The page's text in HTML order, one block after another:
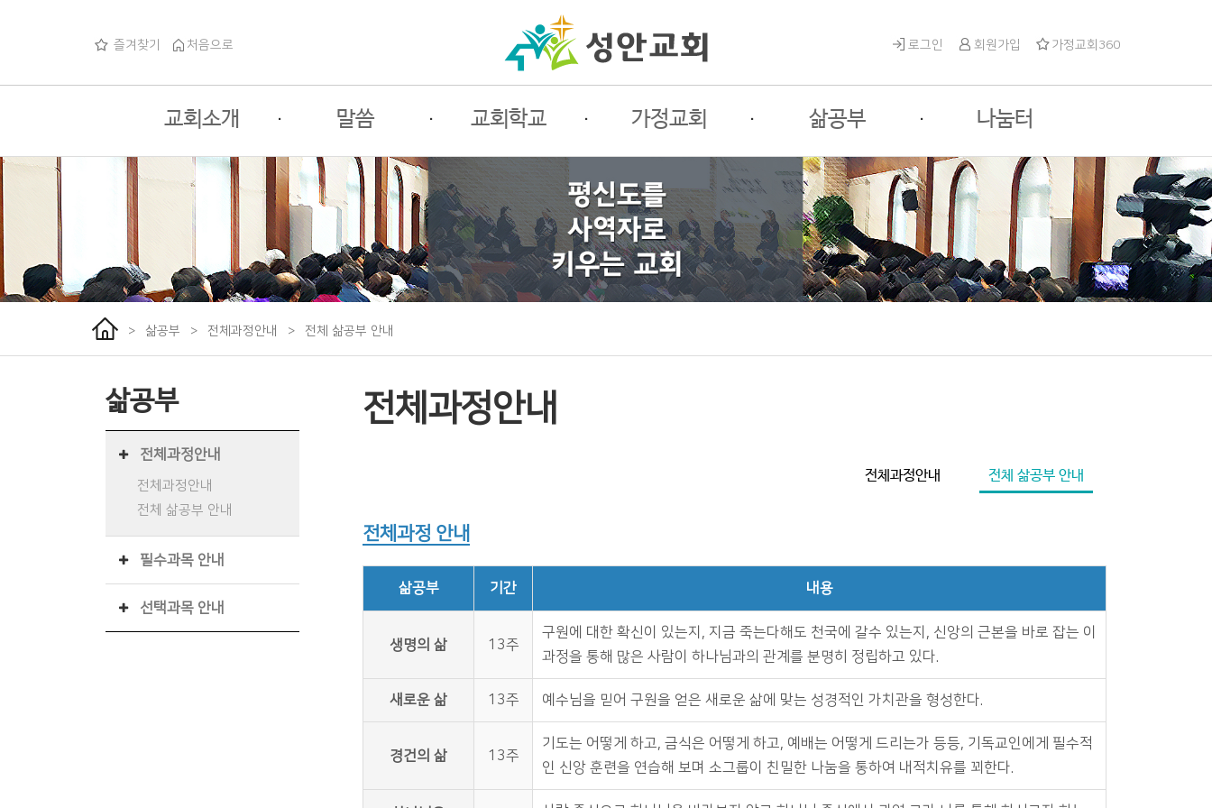
즐겨찾기 처음으로 로그인 회원가입 가정교회360
교회소개
교회소개
교회사명
교회로고
교회연혁
섬기는분들
예배안내
· 말씀
주일예배
목회자코너
특별행사
· 교회학교
사랑부
유치부
유초등부
청소년부
· 가정교회
가정교회란
초원소개
평신도세미나
· 삶공부
전체과정안내
필수과목 안내
선택과목 안내
· 나눔터
성안나눔터
게스트나눔터
자유게시판
사진게시판
영상게시판
> 삶공부 > 전체과정안내 > 전체 삶공부 안내
삶공부
전체과정안내
전체과정안내
전체 삶공부 안내
필수과목 안내
선택과목 안내
전체과정안내
전체과정안내 전체 삶공부 안내
전체과정 안내
삶공부 기간 내용
생명의 삶 13주
구원에 대한 확신이 있는지, 지금 죽는다해도 천국에 갈수 있는지, 신앙의 근본을 바로 잡는 이
과정을 통해 많은 사람이 하나님과의 관계를 분명히 정립하고 있다.
새로운 삶 13주 예수님을 믿어 구원을 얻은 새로운 삶에 맞는 성경적인 가치관을 형성한다.
경건의 삶 13주
기도는 어떻게 하고, 금식은 어떻게 하고, 예배는 어떻게 드리는가 등등, 기독교인에게 필수적
인 신앙 훈련을 연습해 보며 소그룹이 친밀한 나눔을 통하여 내적치유를 꾀한다.